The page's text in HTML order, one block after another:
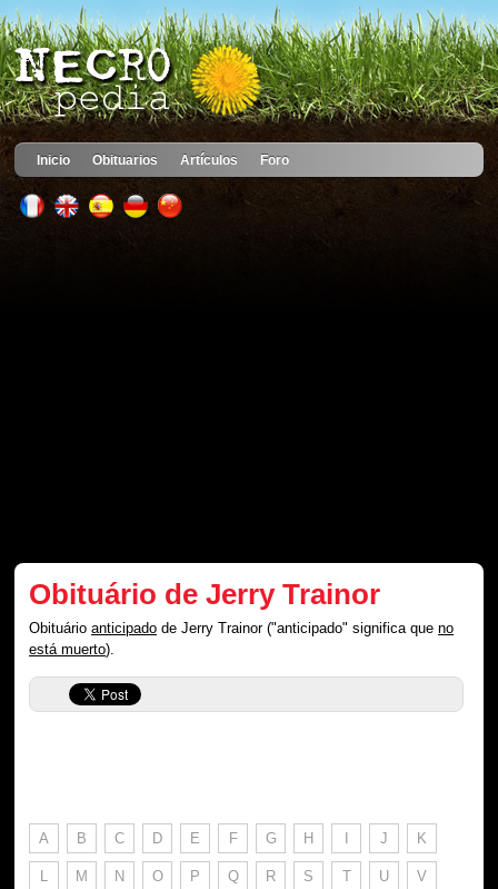
Inicio Obituarios Artículos Foro
Obituário de Jerry Trainor
Obituárioanticipado de Jerry Trainor ("anticipado" significa queno
está muerto).
A B C D E F G H I J K
L M N O P Q R S T U V